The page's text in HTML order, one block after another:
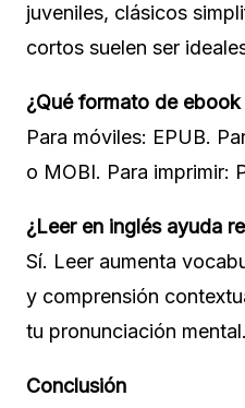
juveniles, clásicos
cortos suelen ser
¿Qué formato de ebook
Para móviles: EPUB.
o MOBI. Para imprimir:
¿Leer en inglés ayuda
Sí. Leer aumenta
y comprensión
tu pronunciación mental.
Conclusión